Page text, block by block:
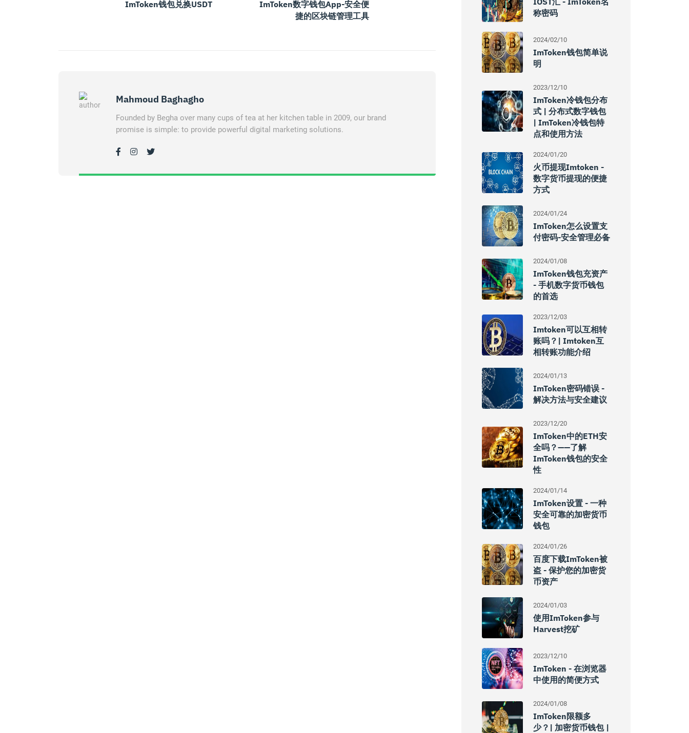
ImToken钱包兑换USDT
ImToken数字钱包App-安全便
捷的区块链管理工具
Mahmoud Baghagho
Founded by Begha over many cups of tea at her kitchen table in 2009, our brand
promise is simple: to provide powerful digital marketing solutions.
称密码
2024/02/10
ImToken钱包简单说
明
2023/12/10
ImToken冷钱包分布
式 | 分布式数字钱包
| ImToken冷钱包特
点和使用方法
2024/01/20
火币提现imtoken -
数字货币提现的便捷
方式
2024/01/24
ImToken怎么设置支
付密码-安全管理必备
2024/01/08
ImToken钱包充资产
- 手机数字货币钱包
的首选
2023/12/03
Imtoken可以互相转
账吗？| Imtoken互
相转账功能介绍
2024/01/13
ImToken密码错误 -
解决方法与安全建议
2023/12/20
ImToken中的ETH安
全吗？——了解
ImToken钱包的安全
性
2024/01/14
ImToken设置 - 一种
安全可靠的加密货币
钱包
2024/01/26
百度下载imToken被
盗 - 保护您的加密货
币资产
2024/01/03
使用imToken参与
Harvest挖矿
2023/12/10
ImToken - 在浏览器
中使用的简便方式
2024/01/08
ImToken限额多
少？| 加密货币钱包 |